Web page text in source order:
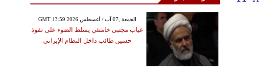
GMT 13:59 2026 الجمعة ,07 آب / أغسطس
غياب مجتبى خامنئي يسلط الضوء على نفوذ
حسين طائب داخل النظام الإيراني